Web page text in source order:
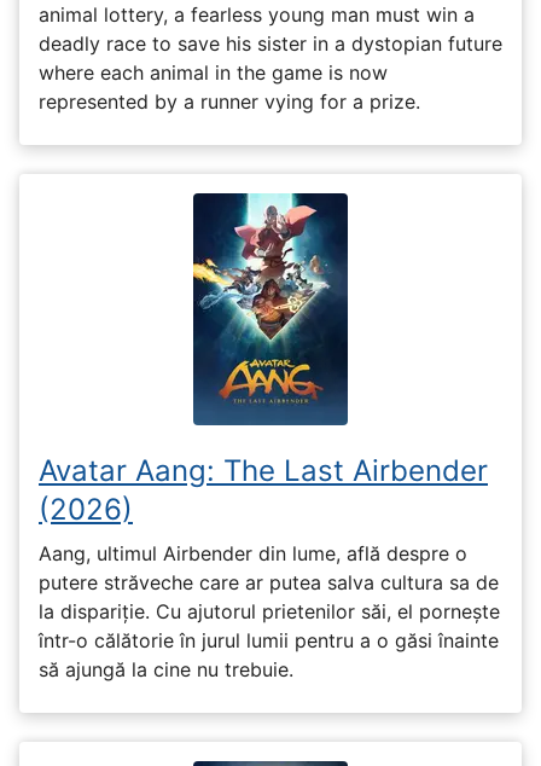
animal lottery, a fearless young man must win a
deadly race to save his sister in a dystopian future
where each animal in the game is now
represented by a runner vying for a prize.
Avatar Aang: The Last Airbender
(2026)
Aang, ultimul Airbender din lume, află despre o
putere străveche care ar putea salva cultura sa de
la dispariție. Cu ajutorul prietenilor săi, el pornește
într-o călătorie în jurul lumii pentru a o găsi înainte
să ajungă la cine nu trebuie.